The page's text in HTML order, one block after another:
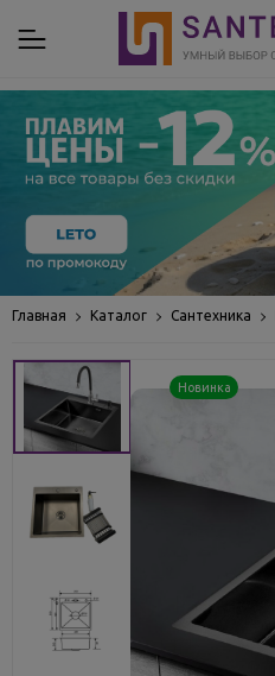
Главная Каталог Сантехника
Новинка